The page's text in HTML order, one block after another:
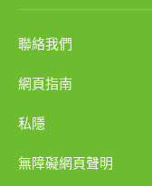
聯絡我們
網頁指南
私隱
無障礙網頁聲明